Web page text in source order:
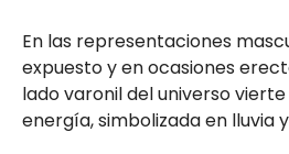
En las representaciones
expuesto y en ocasiones
lado varonil del universo
energía, simbolizada en lluvia